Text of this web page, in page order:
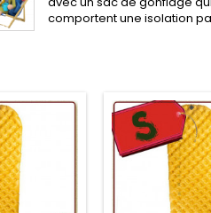
comportent une isolation